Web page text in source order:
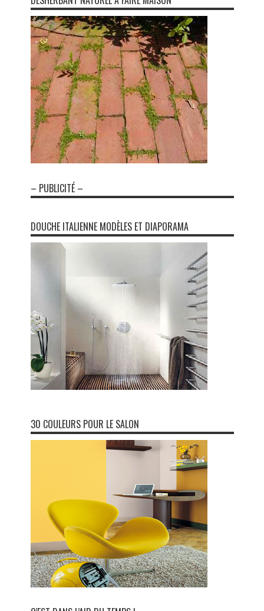
– PUBLICITÉ –
DOUCHE ITALIENNE MODÈLES ET DIAPORAMA
30 COULEURS POUR LE SALON